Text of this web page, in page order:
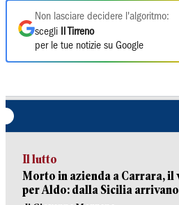
Non lasciare decidere l'algoritmo:
scegli
Il Tirreno
per le tue notizie su Google
Il lutto
Morto in azienda a Carrara,
per Aldo: dalla Sicilia